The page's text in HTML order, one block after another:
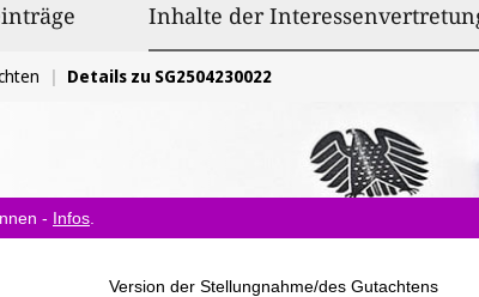
Inhalte der
Details zu SG2504230022
- Infos
Version der Stellungnahme/des Gutachtens